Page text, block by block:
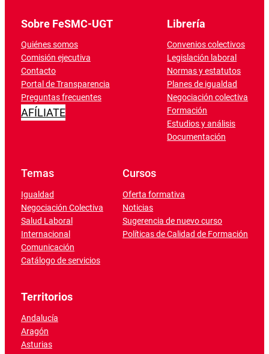
Sobre FeSMC-UGT
Quiénes somos
Comisión ejecutiva
Contacto
Portal de Transparencia
Preguntas frecuentes
AFÍLIATE
Librería
Convenios colectivos
Legislación laboral
Normas y estatutos
Planes de igualdad
Negociación colectiva
Formación
Estudios y análisis
Documentación
Temas
Igualdad
Negociación Colectiva
Salud Laboral
Internacional
Comunicación
Catálogo de servicios
Cursos
Oferta formativa
Noticias
Sugerencia de nuevo curso
Políticas de Calidad de Formación
Territorios
Andalucía
Aragón
Asturias